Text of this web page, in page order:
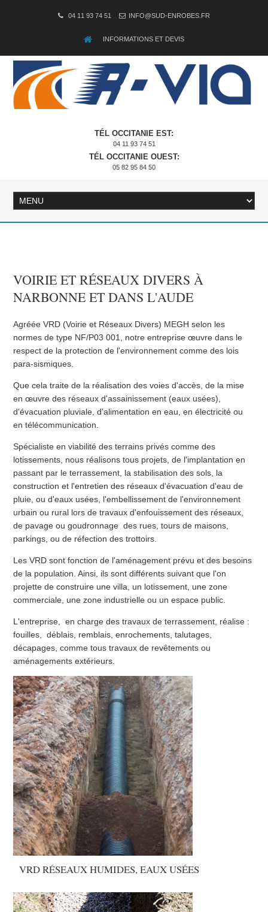
04 11 93 74 51 INFO@SUD-ENROBES.FR
INFORMATIONS ET DEVIS
TÉL OCCITANIE EST:
04 11 93 74 51
TÉL OCCITANIE OUEST:
05 82 95 84 50
VOIRIE ET RÉSEAUX DIVERS À
NARBONNE ET DANS L'AUDE
Agréée VRD (Voirie et Réseaux Divers) MEGH selon les
normes de type NF/P03 001, notre entreprise œuvre dans le
respect de la protection de l'environnement comme des lois
para-sismiques.
Que cela traite de la réalisation des voies d'accès, de la mise
en œuvre des réseaux d'assainissement (eaux usées),
d'évacuation pluviale, d'alimentation en eau, en électricité ou
en télécommunication.
Spécialiste en viabilité des terrains privés comme des
lotissements, nous réalisons tous projets, de l'implantation en
passant par le terrassement, la stabilisation des sols, la
construction et l'entretien des réseaux d'évacuation d'eau de
pluie, ou d'eaux usées, l'embellissement de l'environnement
urbain ou rural lors de travaux d'enfouissement des réseaux,
de pavage ou goudronnage des rues, tours de maisons,
parkings, ou de réfection des trottoirs.
Les VRD sont fonction de l'aménagement prévu et des besoins
de la population. Ainsi, ils sont différents suivant que l'on
projette de construire une villa, un lotissement, une zone
commerciale, une zone industrielle ou un espace public.
L'entreprise, en charge des travaux de terrassement, réalise :
fouilles, déblais, remblais, enrochements, talutages,
décapages, comme tous travaux de revêtements ou
aménagements extérieurs.
VRD RÉSEAUX HUMIDES, EAUX USÉES